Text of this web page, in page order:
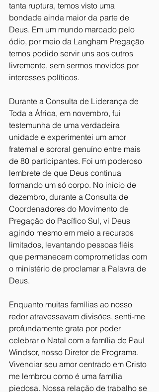
tanta ruptura, temos visto uma
bondade ainda maior da parte de
Deus. Em um mundo marcado pelo
ódio, por meio da Langham Pregação
temos podido servir uns aos outros
livremente, sem sermos movidos por
interesses políticos.
Durante a Consulta de Liderança de
Toda a África, em novembro, fui
testemunha de uma verdadeira
unidade e experimentei um amor
fraternal e sororal genuíno entre mais
de 80 participantes. Foi um poderoso
lembrete de que Deus continua
formando um só corpo. No início de
dezembro, durante a Consulta de
Coordenadores do Movimento de
Pregação do Pacífico Sul, vi Deus
agindo mesmo em meio a recursos
limitados, levantando pessoas fiéis
que permanecem comprometidas com
o ministério de proclamar a Palavra de
Deus.
Enquanto muitas famílias ao nosso
redor atravessavam divisões, senti-me
profundamente grata por poder
celebrar o Natal com a família de Paul
Windsor, nosso Diretor de Programa.
Vivenciar seu amor centrado em Cristo
me lembrou como é uma família
piedosa. Nossa relação de trabalho se